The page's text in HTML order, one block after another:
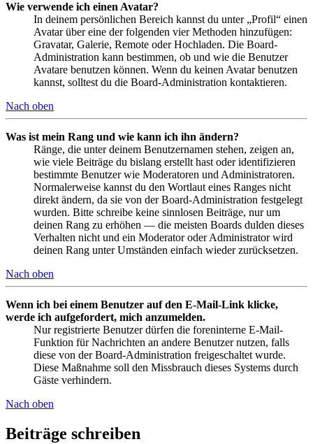
Wie verwende ich einen Avatar?
In deinem persönlichen Bereich kannst du unter „Profil“ einen
Avatar über eine der folgenden vier Methoden hinzufügen:
Gravatar, Galerie, Remote oder Hochladen. Die Board-
Administration kann bestimmen, ob und wie die Benutzer
Avatare benutzen können. Wenn du keinen Avatar benutzen
kannst, solltest du die Board-Administration kontaktieren.
Nach oben
Was ist mein Rang und wie kann ich ihn ändern?
Ränge, die unter deinem Benutzernamen stehen, zeigen an,
wie viele Beiträge du bislang erstellt hast oder identifizieren
bestimmte Benutzer wie Moderatoren und Administratoren.
Normalerweise kannst du den Wortlaut eines Ranges nicht
direkt ändern, da sie von der Board-Administration festgelegt
wurden. Bitte schreibe keine sinnlosen Beiträge, nur um
deinen Rang zu erhöhen — die meisten Boards dulden dieses
Verhalten nicht und ein Moderator oder Administrator wird
deinen Rang unter Umständen einfach wieder zurücksetzen.
Nach oben
Wenn ich bei einem Benutzer auf den E-Mail-Link klicke,
werde ich aufgefordert, mich anzumelden.
Nur registrierte Benutzer dürfen die foreninterne E-Mail-
Funktion für Nachrichten an andere Benutzer nutzen, falls
diese von der Board-Administration freigeschaltet wurde.
Diese Maßnahme soll den Missbrauch dieses Systems durch
Gäste verhindern.
Nach oben
Beiträge schreiben